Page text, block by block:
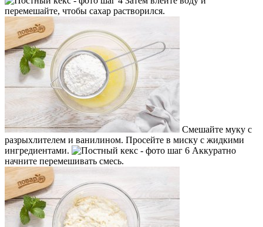
перемешайте, чтобы сахар растворился.
Смешайте муку с
разрыхлителем и ванилином. Просейте в миску с жидкими
ингредиентами.
Аккуратно
начните перемешивать смесь.